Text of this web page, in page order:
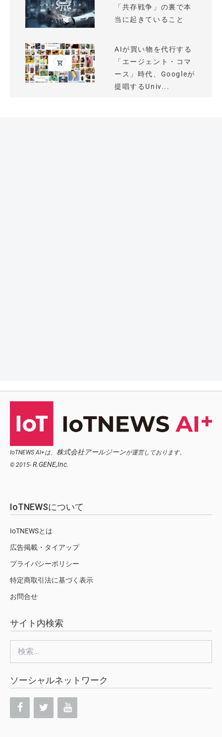
「共存戦争」の裏で本
当に起きていること
AIが買い物を代行する
「エージェント・コマ
ース」時代、Googleが
提唱するUniv...
IoTNEWS AI+は、 株式会社アールジーンが運営しております。
© 2015- R.GENE,Inc.
IoTNEWSについて
IoTNEWSとは
広告掲載・タイアップ
プライバシーポリシー
特定商取引法に基づく表示
お問合せ
サイト内検索
索:
ソーシャルネットワーク